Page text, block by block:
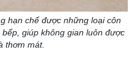
hạn chế được những loại côn
giúp không gian luôn được
thơm mát.